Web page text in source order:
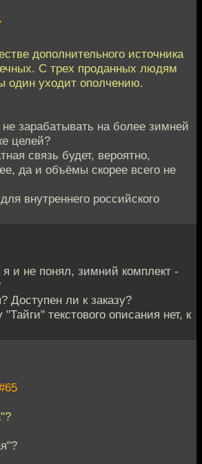
дополнительного источника
С трех проданных людям
один уходит ополчению.
зарабатывать на более зимней
целей?
связь будет, вероятно,
да и объёмы скорее всего не
внутреннего российского
и не понял, зимний комплект -
Доступен ли к заказу?
текстового описания нет, к